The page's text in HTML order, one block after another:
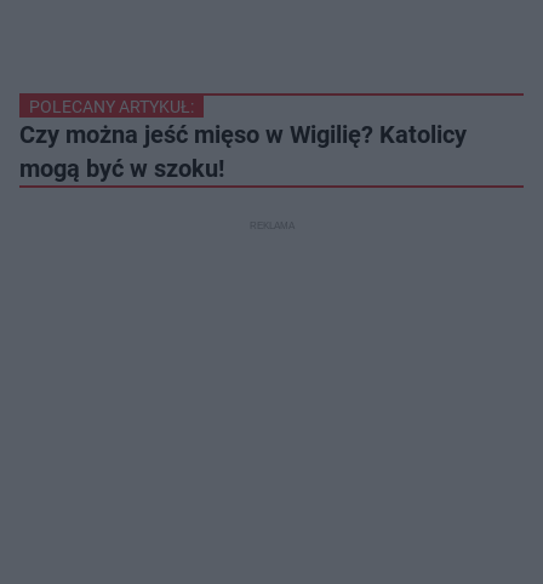
POLECANY ARTYKUŁ:
Czy można jeść mięso w Wigilię? Katolicy
mogą być w szoku!